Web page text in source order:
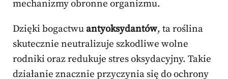
mechanizmy obronne organizmu.
Dzięki bogactwuantyoksydantów, ta roślina
skutecznie neutralizuje szkodliwe wolne
rodniki oraz redukuje stres oksydacyjny. Takie
działanie znacznie przyczynia się do ochrony